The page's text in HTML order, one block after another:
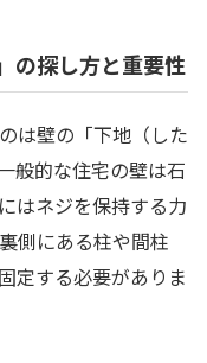
の探し方と重要性
は壁の「下地（した
般的な住宅の壁は石
はネジを保持する力
側にある柱や間柱
定する必要がありま